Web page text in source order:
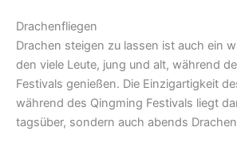
Drachenfliegen
Drachen steigen zu lassen ist auch ein
den viele Leute, jung und alt, während
Festivals genießen. Die Einzigartigkeit
während des Qingming Festivals liegt
tagsüber, sondern auch abends